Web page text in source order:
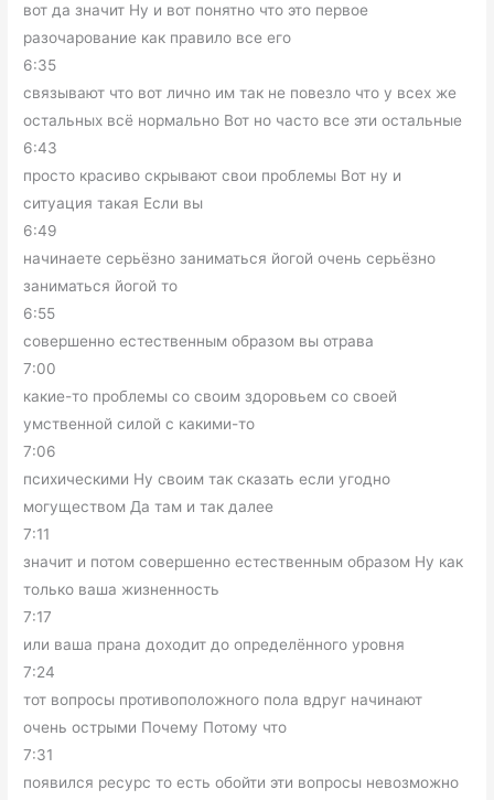
вот да значит Ну и вот понятно что это первое
разочарование как правило все его
6:35
связывают что вот лично им так не повезло что у всех же
остальных всё нормально Вот но часто все эти остальные
6:43
просто красиво скрывают свои проблемы Вот ну и
ситуация такая Если вы
6:49
начинаете серьёзно заниматься йогой очень серьёзно
заниматься йогой то
6:55
совершенно естественным образом вы отрава
7:00
какие-то проблемы со своим здоровьем со своей
умственной силой с какими-то
7:06
психическими Ну своим так сказать если угодно
могуществом Да там и так далее
7:11
значит и потом совершенно естественным образом Ну как
только ваша жизненность
7:17
или ваша прана доходит до определённого уровня
7:24
тот вопросы противоположного пола вдруг начинают
очень острыми Почему Потому что
7:31
появился ресурс то есть обойти эти вопросы невозможно